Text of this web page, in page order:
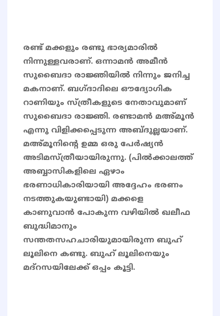
രണ്ട് മക്കളും രണ്ടു ഭാര്യമാരിൽ
നിന്നുള്ളവരാണ്. ഒന്നാമൻ അമീൻ
സുബൈദാ രാജ്ഞിയിൽ നിന്നും ജനിച്ച
മകനാണ്. ബഗ്ദാദിലെ ഔദ്യോഗിക
റാണിയും സ്ത്രീകളുടെ നേതാവുമാണ്
സുബൈദാ രാജ്ഞി. രണ്ടാമൻ മഅ്മൂൻ
എന്നു വിളിക്കപ്പെടുന്ന അബ്ദുല്ലയാണ്.
മഅ്മൂനിന്റെ ഉമ്മ ഒരു പേർഷ്യൻ
അടിമസ്ത്രീയായിരുന്നു. (പിൽക്കാലത്ത്
അബ്ബാസികളിലെ ഏഴാം
ഭരണാധികാരിയായി അദ്ദേഹം ഭരണം
നടത്തുകയുണ്ടായി) മക്കളെ
കാണുവാൻ പോകുന്ന വഴിയിൽ ഖലീഫ
ബുദ്ധിമാനും
സന്തതസഹചാരിയുമായിരുന്ന ബുഹ്
ലൂലിനെ കണ്ടു. ബുഹ് ലൂലിനെയും
മദ്റസയിലേക്ക് ഒപ്പം കൂട്ടി.